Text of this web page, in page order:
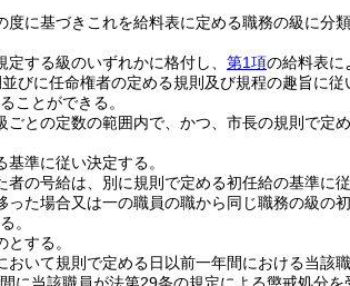
に基づきこれを給料表に定める職務の級に分
定する級のいずれかに格付し、 第1項の給料表に
びに任命権者の定める規則及び規程の趣旨に
ことができる。
ごとの定数の範囲内で、かつ、市長の規則で定
準に従い決定する。
の号給は、別に規則で定める初任給の基準に従
た場合又は一の職員の職から同じ職務の級の
。
する。
おいて規則で定める日以前一年間における当該